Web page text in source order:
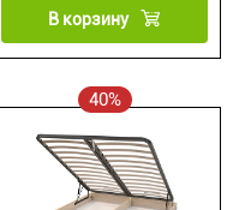
В корзину
40%